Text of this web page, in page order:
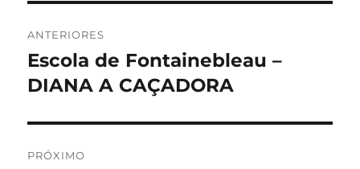
de
Post
ANTERIORES
Post
anterior:
Escola de Fontainebleau –
DIANA A CAÇADORA
PRÓXIMO